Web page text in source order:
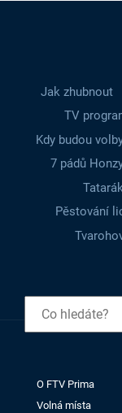
Jak zhubnout
TV
Kdy budou
7 pádů
Pěstování
O FTV Prima
Volná místa